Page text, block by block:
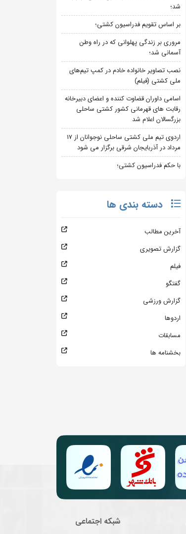
شد؛
بر اساس تقویم فدراسیون کشتی؛
مروری بر زندگی پهلوانی که در راه وطن
آسمانی شد؛
نصب تصاویر خانواده خادم در کمپ تیم‌های
ملی کشتی (فیلم)
اسامی داوران قضاوت کننده و اعضای دبیرخانه
رقابت های قهرمانی کشور کشتی ساحلی
بزرگسالان اعلام شد
اردوی تیم ملی کشتی ساحلی نوجوانان از 17
مرداد در آذربایجان شرقی برگزار می شود
با حکم فدراسیون کشتی؛
دسته بندی ها
آخرین مطالب
گزارش تصویری
فیلم
گفتگو
گزارش ورزشی
اردوها
مسابقات
بخشنامه ها
شبکه اجتماعی